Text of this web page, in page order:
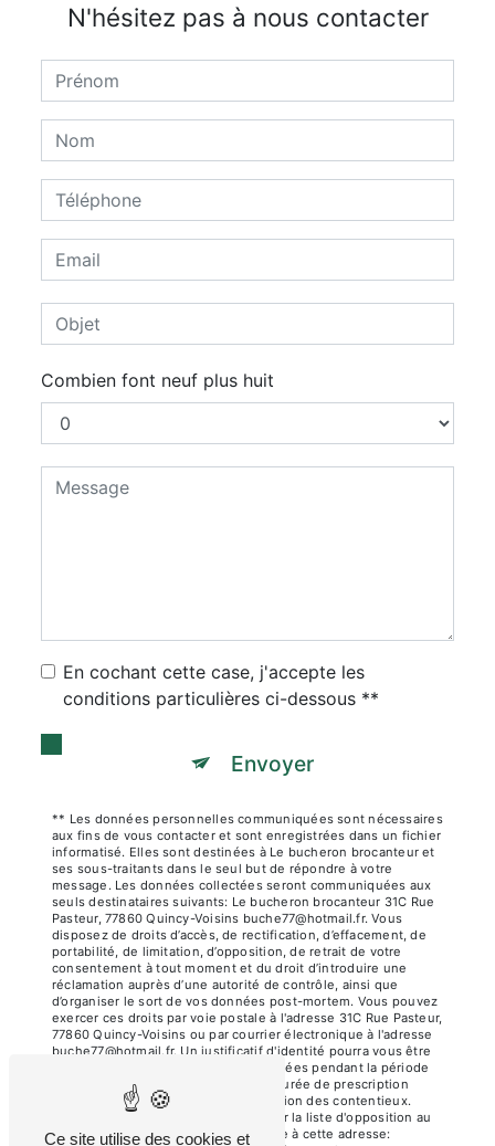
N'hésitez pas à nous contacter
Combien font neuf plus huit
En cochant cette case, j'accepte les
conditions particulières ci-dessous **
Envoyer
** Les données personnelles communiquées sont nécessaires
aux fins de vous contacter et sont enregistrées dans un fichier
informatisé. Elles sont destinées à Le bucheron brocanteur et
ses sous-traitants dans le seul but de répondre à votre
message. Les données collectées seront communiquées aux
seuls destinataires suivants: Le bucheron brocanteur 31C Rue
Pasteur, 77860 Quincy-Voisins buche77@hotmail.fr. Vous
disposez de droits d’accès, de rectification, d’effacement, de
portabilité, de limitation, d’opposition, de retrait de votre
consentement à tout moment et du droit d’introduire une
réclamation auprès d’une autorité de contrôle, ainsi que
d’organiser le sort de vos données post-mortem. Vous pouvez
exercer ces droits par voie postale à l'adresse 31C Rue Pasteur,
77860 Quincy-Voisins ou par courrier électronique à l'adresse
buche77@hotmail.fr. Un justificatif d'identité pourra vous être
demandé. Nous conservons vos données pendant la période
de prise de contact puis pendant la durée de prescription
légale aux fins probatoires et de gestion des contentieux.
Vous avez le droit de vous inscrire sur la liste d'opposition au
démarchage téléphonique, disponible à cette adresse:
Ce site utilise des cookies et